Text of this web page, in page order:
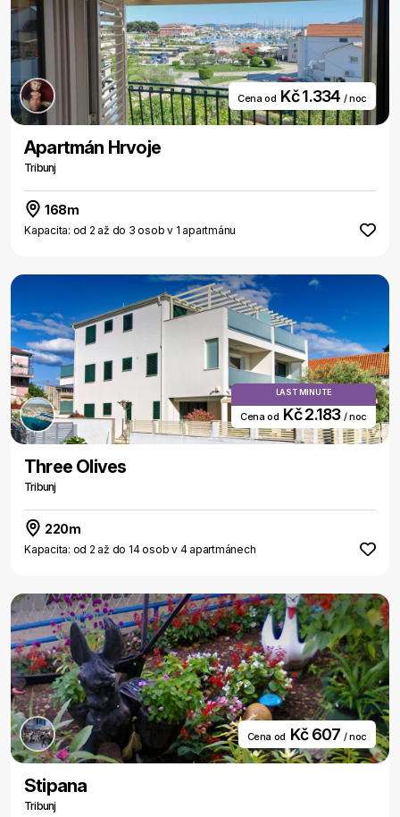
Cena od Kč 1.334 / noc
Apartmán Hrvoje
Tribunj
168m
Kapacita: od 2 až do 3 osob v 1 apartmánu
LAST MINUTE
Cena od Kč 2.183 / noc
Three Olives
Tribunj
220m
Kapacita: od 2 až do 14 osob v 4 apartmánech
Cena od Kč 607 / noc
Stipana
Tribunj